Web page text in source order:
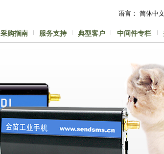
语言： 简体中文
采购指南 服务支持 典型客户 中间件专栏